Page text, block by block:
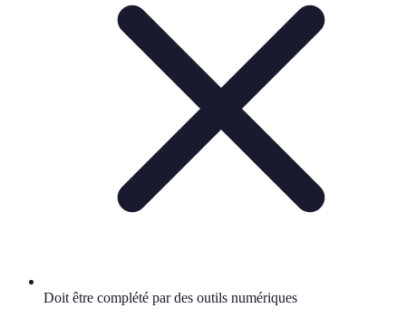
Doit être complété par des outils numériques